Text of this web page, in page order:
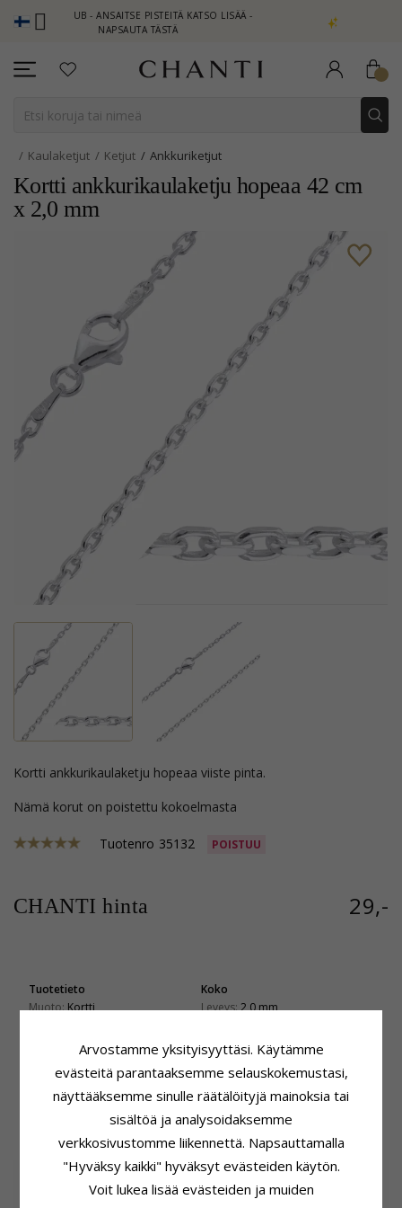
CLUB - ANSAITSE PISTEITÄ KATSO LISÄÄ -
NAPSAUTA TÄSTÄ
NEW COLLECTION |
Kaulaketjut Ketjut Ankkuriketjut
Kortti ankkurikaulaketju hopeaa 42 cm
x 2,0 mm
kortti ankkurikaulaketju hopeaa viiste pinta.
Nämä korut on poistettu kokoelmasta
Tuotenro 35132 POISTUU
CHANTI hinta 29,-
Tuotetieto
Muoto:Kortti
Jalometalli:
Hopeaa
Koko
Leveys:2,0 mm
Vaaka: 4,3 Gram
Toimitusaika
Toimitusaika:
4-5 Arkipäivä
ASIAKKAAT OSTAVAT MYÖS
SALE 30%
Arvostamme yksityisyyttäsi. Käytämme
evästeitä parantaaksemme selauskokemustasi,
näyttääksemme sinulle räätälöityjä mainoksia tai
sisältöä ja analysoidaksemme
verkkosivustomme liikennettä. Napsauttamalla
"Hyväksy kaikki" hyväksyt evästeiden käytön.
Voit lukea lisää evästeiden ja muiden